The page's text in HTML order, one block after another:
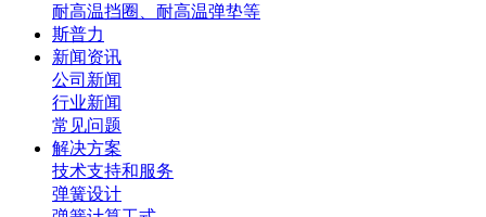
耐高温挡圈、耐高温弹垫等
斯普力
新闻资讯
公司新闻
行业新闻
常见问题
解决方案
技术支持和服务
弹簧设计